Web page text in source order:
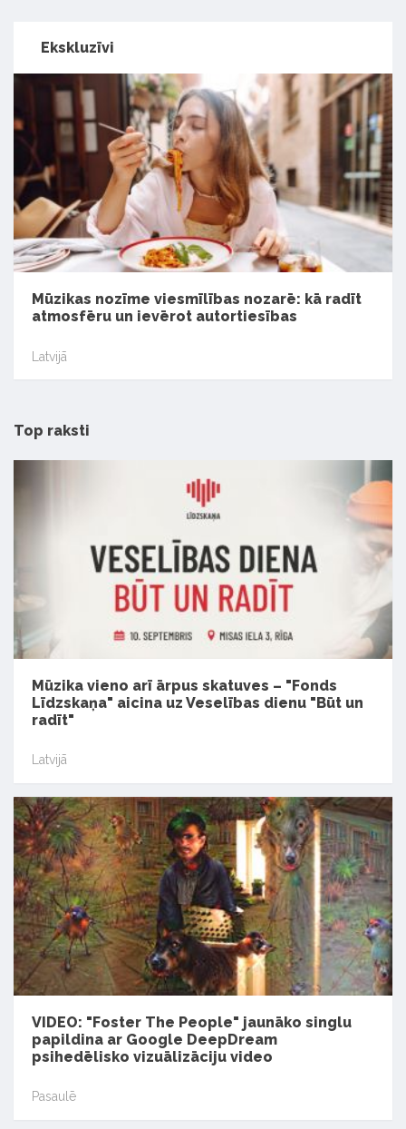
Ekskluzīvi
Mūzikas nozīme viesmīlības nozarē: kā radīt
atmosfēru un ievērot autortiesības
Latvijā
Top raksti
Mūzika vieno arī ārpus skatuves – "Fonds
Līdzskaņa" aicina uz Veselības dienu "Būt un
radīt"
Latvijā
VIDEO: "Foster The People" jaunāko singlu
papildina ar Google DeepDream
psihedēlisko vizuālizāciju video
Pasaulē